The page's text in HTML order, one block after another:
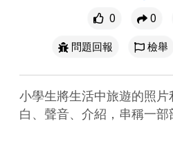
0 0
問題回報
檢舉
小學生將生活中旅遊的照
白、聲音、介紹，串稱一